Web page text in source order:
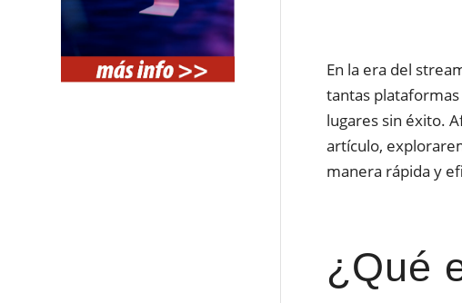
En la era del
tantas
lugares sin éxito.
artículo,
manera rápida y
¿Qué